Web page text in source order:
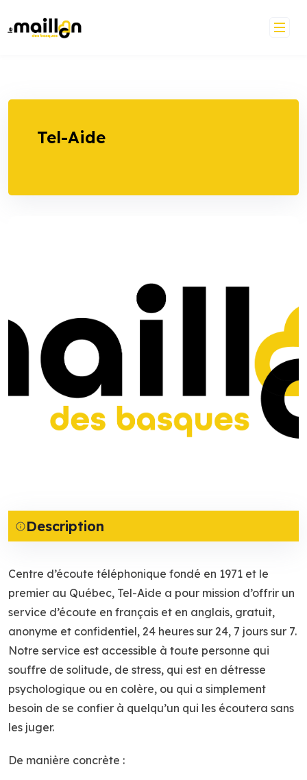
to
Tel-Aide
Description
Centre d’écoute téléphonique fondé en 1971 et le
premier au Québec, Tel-Aide a pour mission d’offrir un
service d’écoute en français et en anglais, gratuit,
anonyme et confidentiel, 24 heures sur 24, 7 jours sur 7.
Notre service est accessible à toute personne qui
souffre de solitude, de stress, qui est en détresse
psychologique ou en colère, ou qui a simplement
besoin de se confier à quelqu’un qui les écoutera sans
les juger.
De manière concrète :